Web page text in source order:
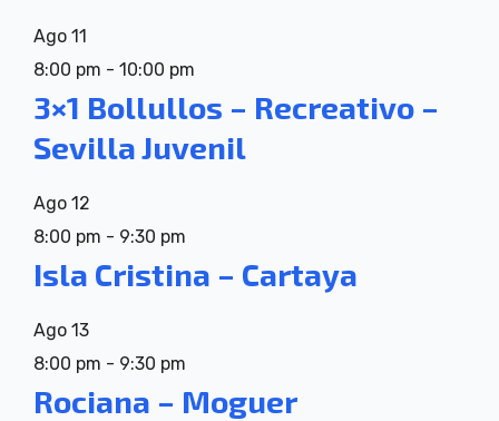
Ago 11
8:00 pm - 10:00 pm
3×1 Bollullos – Recreativo –
Sevilla Juvenil
Ago 12
8:00 pm - 9:30 pm
Isla Cristina – Cartaya
Ago 13
8:00 pm - 9:30 pm
Rociana – Moguer